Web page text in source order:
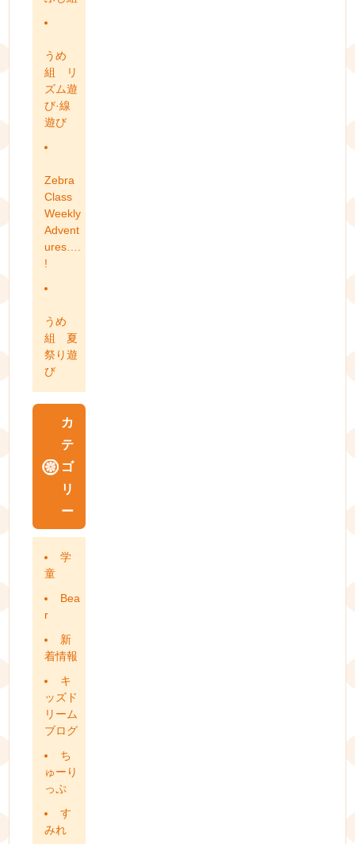
うめ
組 リ
ズム遊
び·線
遊び
Zebra
Class
Weekly
Advent
ures….
!
うめ
組 夏
祭り遊
び
カ
テ
ゴ
リ
ー
学
童
Bea
r
新
着情報
キ
ッズド
リーム
ブログ
ち
ゅーり
っぷ
す
みれ